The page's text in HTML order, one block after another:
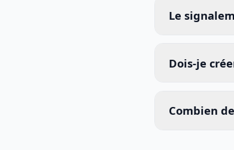
Le
Dois-je
Combien